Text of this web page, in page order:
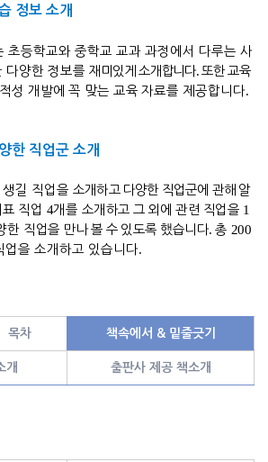
정보 소개
초등학교와 중학교 교과 과정에서 다루는 사
다양한 정보를 재미있게 소개합니다.또한 교육
성 개발에 꼭 맞는 교육 자료를 제공합니다.
한 직업군 소개
길 직업을 소개하고 다양한 직업군에 관해 알
직업 4개를 소개하고 그 외에 관련 직업을 1
한 직업을 만나 볼 수 있도록 했습니다.총 200
업을 소개하고 있습니다.
목차 책속에서 & 밑줄긋기
개 출판사 제공 책소개